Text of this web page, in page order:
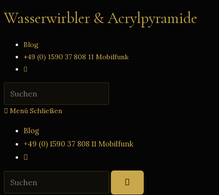
Inhalt
Wasserwirbler & Acrylpyramide
Blog
+49 (0) 1590 37 808 11 Mobilfunk
Website-
Suche
umschalten
search
Menü Schließen
Blog
+49 (0) 1590 37 808 11 Mobilfunk
Website-
Suche
umschalten
Website